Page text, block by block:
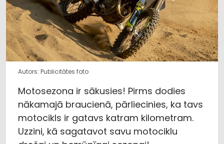
Autors: Publicitātes foto
Motosezona ir sākusies! Pirms dodies
nākamajā braucienā, pārliecinies, ka tavs
motocikls ir gatavs katram kilometram.
Uzzini, kā sagatavot savu motociklu